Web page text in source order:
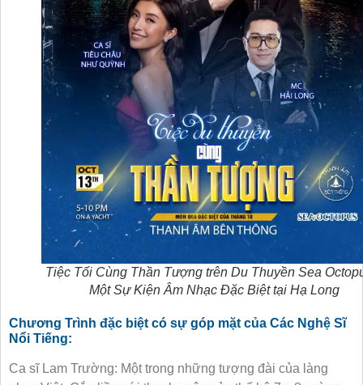
Tiệc Tối Cùng Thần Tượng trên Du Thuyền Sea
Một Sự Kiện Âm Nhạc Đặc Biệt tại Hạ Long
Chương Trình đặc biệt có sự góp mặt của Các Nghệ Sĩ
Nổi Tiếng:
Ca sĩ Lam Trường: Một trong những tượng đài của làng